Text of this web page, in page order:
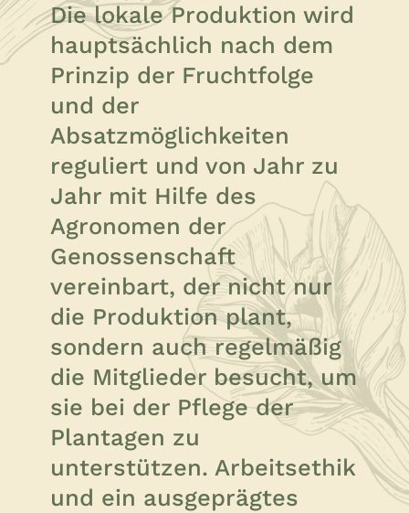
Die lokale Produktion wird
hauptsächlich nach dem
Prinzip der Fruchtfolge
und der
Absatzmöglichkeiten
reguliert und von Jahr zu
Jahr mit Hilfe des
Agronomen der
Genossenschaft
vereinbart, der nicht nur
die Produktion plant,
sondern auch regelmäßig
die Mitglieder besucht, um
sie bei der Pflege der
Plantagen zu
unterstützen. Arbeitsethik
und ein ausgeprägtes